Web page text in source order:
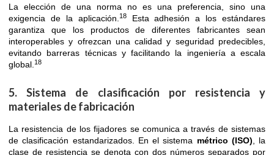
La elección de una norma no es una preferencia, sino una
exigencia de la aplicación. 18Esta adhesión a los estándares
garantiza que los productos de diferentes fabricantes sean
interoperables y ofrezcan una calidad y seguridad predecibles,
evitando barreras técnicas y facilitando la ingeniería a escala
global. 18
5. Sistema de clasificación por resistencia y
materiales de fabricación
La resistencia de los fijadores se comunica a través de sistemas
de clasificación estandarizados. En el sistema métrico (ISO) , la
clase de resistencia se denota con dos números separados por